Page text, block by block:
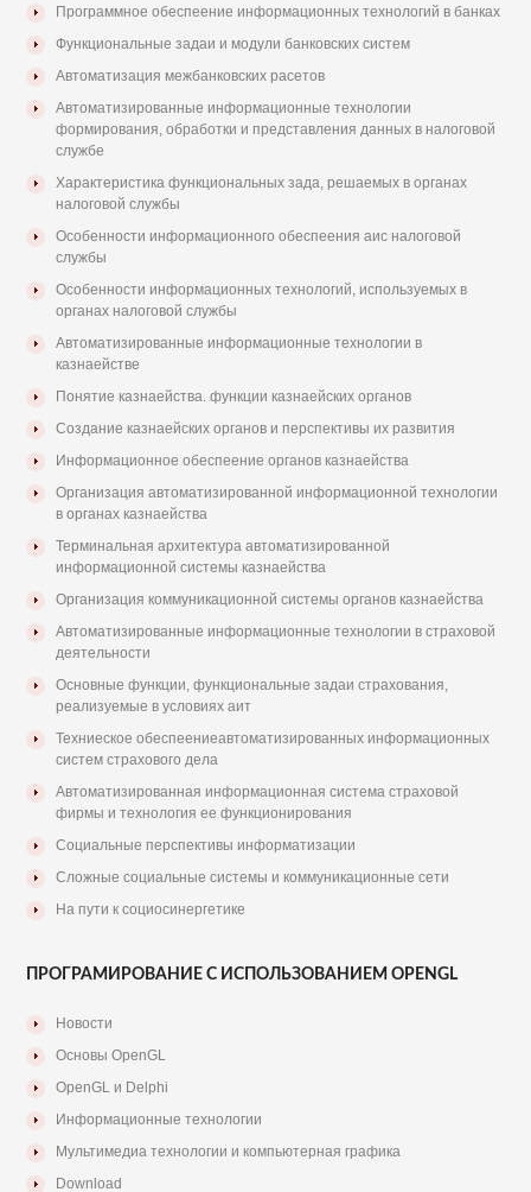
Программное обеспеение информационных технологий в банках
Функциональные задаи и модули банковских систем
Автоматизация межбанковских расетов
Автоматизированные информационные технологии
формирования, обработки и представления данных в налоговой
службе
Характеристика функциональных зада, решаемых в органах
налоговой службы
Особенности информационного обеспеения аис налоговой
службы
Особенности информационных технологий, используемых в
органах налоговой службы
Автоматизированные информационные технологии в
казнаействе
Понятие казнаейства. функции казнаейских органов
Создание казнаейских органов и перспективы их развития
Информационное обеспеение органов казнаейства
Организация автоматизированной информационной технологии
в органах казнаейства
Терминальная архитектура автоматизированной
информационной системы казнаейства
Организация коммуникационной системы органов казнаейства
Автоматизированные информационные технологии в страховой
деятельности
Основные функции, функциональные задаи страхования,
реализуемые в условиях аит
Техниеское обеспеениеавтоматизированных информационных
систем страхового дела
Автоматизированная информационная система страховой
фирмы и технология ее функционирования
Социальные перспективы информатизации
Сложные социальные системы и коммуникационные сети
На пути к социосинергетике
ПРОГРАМИРОВАНИЕ С ИСПОЛЬЗОВАНИЕМ OPENGL
Новости
Основы OpenGL
OpenGL и Delphi
Информационные технологии
Мультимедиа технологии и компьютерная графика
Download